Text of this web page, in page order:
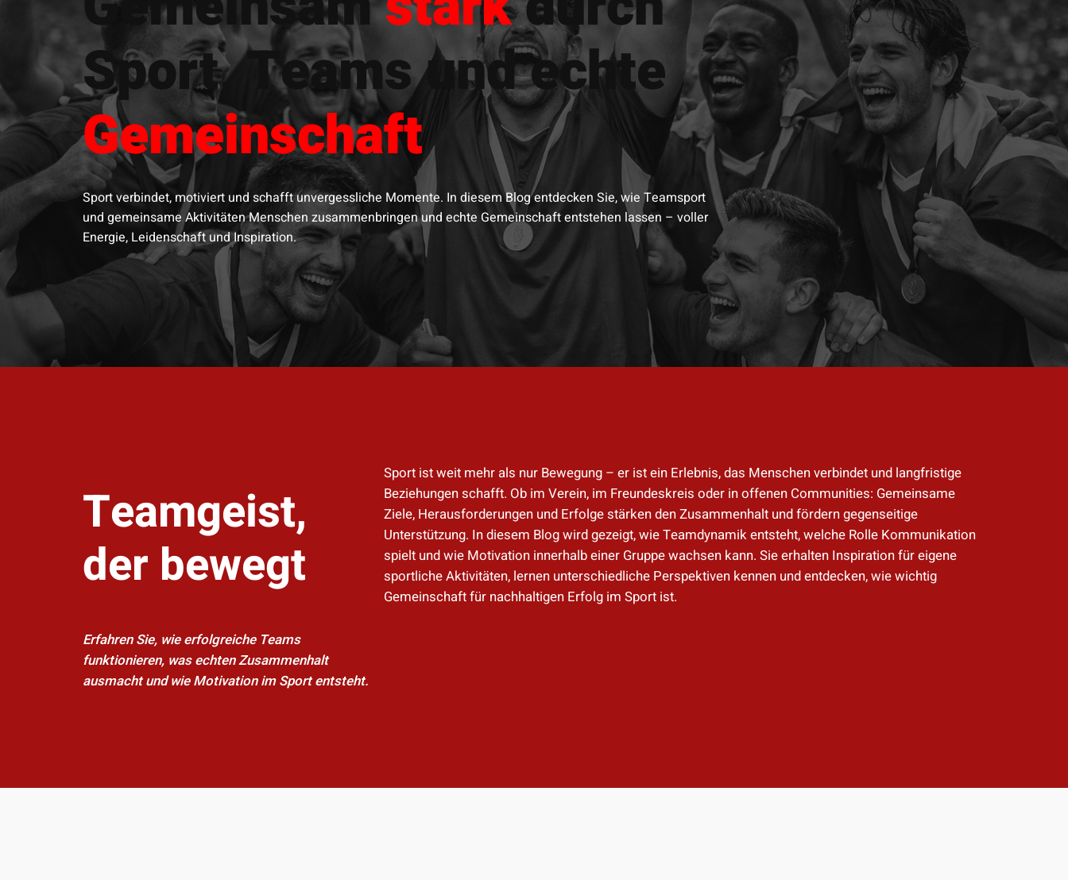
Sport, Teams und echte
Gemeinschaft
Sport verbindet, motiviert und schafft unvergessliche Momente. In diesem Blog entdecken Sie, wie Teamsport
und gemeinsame Aktivitäten Menschen zusammenbringen und echte Gemeinschaft entstehen lassen – voller
Energie, Leidenschaft und Inspiration.
Teamgeist,
der bewegt
Erfahren Sie, wie erfolgreiche Teams
funktionieren, was echten Zusammenhalt
ausmacht und wie Motivation im Sport entsteht.
Sport ist weit mehr als nur Bewegung – er ist ein Erlebnis, das Menschen verbindet und langfristige
Beziehungen schafft. Ob im Verein, im Freundeskreis oder in offenen Communities: Gemeinsame
Ziele, Herausforderungen und Erfolge stärken den Zusammenhalt und fördern gegenseitige
Unterstützung. In diesem Blog wird gezeigt, wie Teamdynamik entsteht, welche Rolle Kommunikation
spielt und wie Motivation innerhalb einer Gruppe wachsen kann. Sie erhalten Inspiration für eigene
sportliche Aktivitäten, lernen unterschiedliche Perspektiven kennen und entdecken, wie wichtig
Gemeinschaft für nachhaltigen Erfolg im Sport ist.